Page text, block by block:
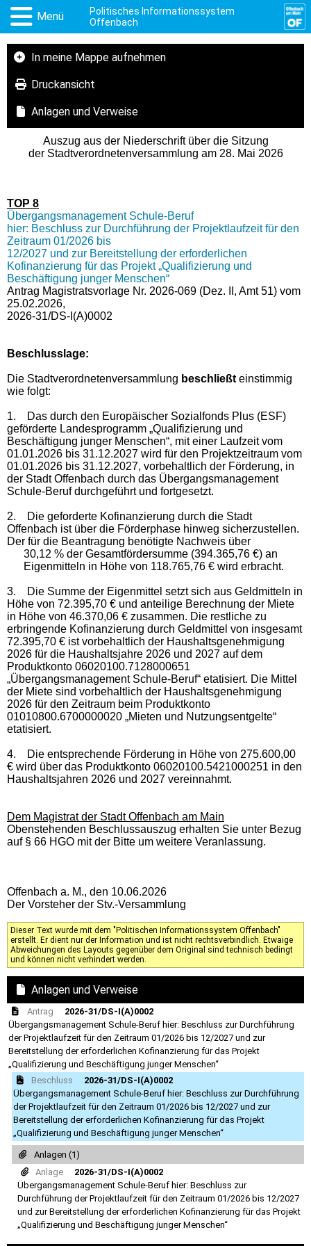
Menü
Politisches Informationssystem
Offenbach
In meine Mappe aufnehmen
Druckansicht
Anlagen und Verweise
Auszug aus der Niederschrift über die Sitzung
der Stadtverordnetenversammlung am 28. Mai 2026
TOP 8
Übergangsmanagement Schule-Beruf
hier: Beschluss zur Durchführung der Projektlaufzeit für den
Zeitraum 01/2026 bis
12/2027 und zur Bereitstellung der erforderlichen
Kofinanzierung für das Projekt „Qualifizierung und
Beschäftigung junger Menschen“
Antrag Magistratsvorlage Nr. 2026-069 (Dez. II, Amt 51) vom
25.02.2026,
2026-31/DS-I(A)0002
Beschlusslage:
Die Stadtverordnetenversammlung beschließt einstimmig
wie folgt:
1.
Das durch den Europäischer Sozialfonds Plus (ESF)
geförderte Landesprogramm „Qualifizierung und
Beschäftigung junger Menschen“, mit einer Laufzeit vom
01.01.2026 bis 31.12.2027 wird für den Projektzeitraum vom
01.01.2026 bis 31.12.2027, vorbehaltlich der Förderung, in
der Stadt Offenbach durch das Übergangsmanagement
Schule-Beruf durchgeführt und fortgesetzt.
2.
Die geforderte Kofinanzierung durch die Stadt
Offenbach ist über die Förderphase hinweg sicherzustellen.
Der für die Beantragung benötigte Nachweis über
30,12 % der Gesamtfördersumme (394.365,76 €) an
Eigenmitteln in Höhe von 118.765,76 € wird erbracht.
3.
Die Summe der Eigenmittel setzt sich aus Geldmitteln in
Höhe von 72.395,70 € und anteilige Berechnung der Miete
in Höhe von 46.370,06 € zusammen. Die restliche zu
erbringende Kofinanzierung durch Geldmittel von insgesamt
72.395,70 € ist vorbehaltlich der Haushaltsgenehmigung
2026 für die Haushaltsjahre 2026 und 2027 auf dem
Produktkonto 06020100.7128000651
„Übergangsmanagement Schule-Beruf“ etatisiert. Die Mittel
der Miete sind vorbehaltlich der Haushaltsgenehmigung
2026 für den Zeitraum beim Produktkonto
01010800.6700000020 „Mieten und Nutzungsentgelte“
etatisiert.
4.
Die entsprechende Förderung in Höhe von 275.600,00
€ wird über das Produktkonto 06020100.5421000251 in den
Haushaltsjahren 2026 und 2027 vereinnahmt.
Dem Magistrat der Stadt Offenbach am Main
Obenstehenden Beschlussauszug erhalten Sie unter Bezug
auf § 66 HGO mit der Bitte um weitere Veranlassung.
Offenbach a. M., den 10.06.2026
Der Vorsteher der Stv.-Versammlung
Dieser Text wurde mit dem "Politischen Informationssystem Offenbach"
erstellt. Er dient nur der Information und ist nicht rechtsverbindlich. Etwaige
Abweichungen des Layouts gegenüber dem Original sind technisch bedingt
und können nicht verhindert werden.
Anlagen und Verweise
Antrag
2026-31/DS-I(A)0002
Übergangsmanagement Schule-Beruf hier: Beschluss zur Durchführung
der Projektlaufzeit für den Zeitraum 01/2026 bis 12/2027 und zur
Bereitstellung der erforderlichen Kofinanzierung für das Projekt
„Qualifizierung und Beschäftigung junger Menschen“
Beschluss
2026-31/DS-I(A)0002
Übergangsmanagement Schule-Beruf hier: Beschluss zur Durchführung
der Projektlaufzeit für den Zeitraum 01/2026 bis 12/2027 und zur
Bereitstellung der erforderlichen Kofinanzierung für das Projekt
„Qualifizierung und Beschäftigung junger Menschen“
Anlagen (1)
Anlage
2026-31/DS-I(A)0002
Übergangsmanagement Schule-Beruf hier: Beschluss zur
Durchführung der Projektlaufzeit für den Zeitraum 01/2026 bis 12/2027
und zur Bereitstellung der erforderlichen Kofinanzierung für das Projekt
„Qualifizierung und Beschäftigung junger Menschen“